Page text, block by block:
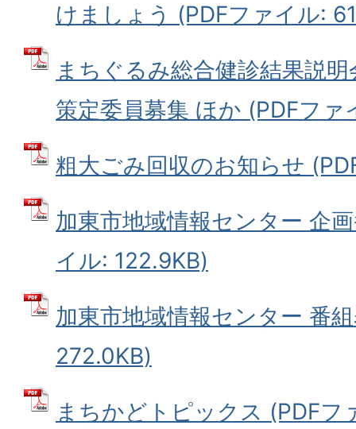
けましょう (PDFファイル:
まちぐるみ総合健診結果説
策定委員募集 ほか (PDFファ
粗大ごみ回収のお知らせ
加東市地域情報センター 企
イル: 122.9KB)
加東市地域情報センター 番
272.0KB)
まちかどトピックス (PDFフ